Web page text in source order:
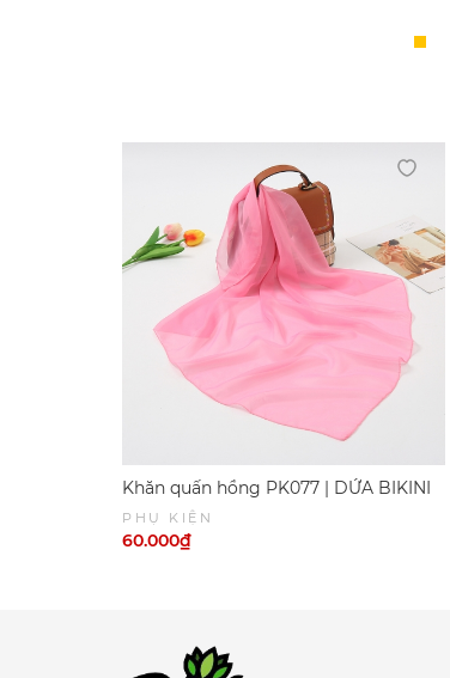
Khăn quấn hồng PK077 | DỨA BIKINI
& SPORTWEAR
PHỤ KIỆN
60.000₫